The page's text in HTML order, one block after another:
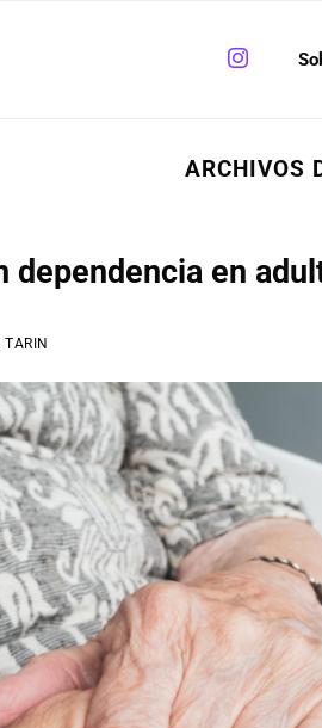
ARCHIVOS
dependencia en
TARIN